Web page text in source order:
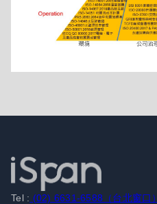
Tel : (02) 6631-6588（台北窗口）